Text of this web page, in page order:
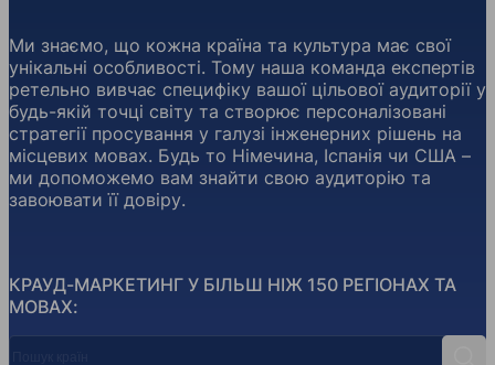
КРАУД-МАРКЕТИНГ У БІЛЬШ НІЖ 150 РЕГІОНАХ ТА
МОВАХ:
Ми знаємо, що кожна країна та культура має свої
унікальні особливості. Тому наша команда експертів
ретельно вивчає специфіку вашої цільової аудиторії у
будь-якій точці світу та створює персоналізовані
стратегії просування у галузі інженерних рішень на
місцевих мовах. Будь то Німечина, Іспанія чи США –
ми допоможемо вам знайти свою аудиторію та
завоювати її довіру.